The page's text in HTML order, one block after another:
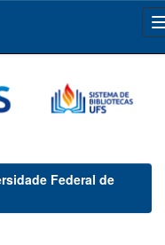
Federal de